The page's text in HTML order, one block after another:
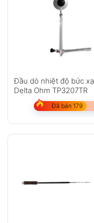
Đầu dò nhiệt độ bức xạ
Delta Ohm TP3207TR
Đã bán 179